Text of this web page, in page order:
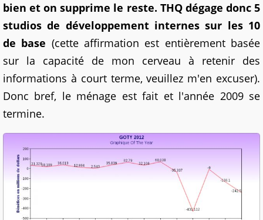
bien et on supprime le reste. THQ dégage donc 5
studios de développement internes sur les 10
de base (cette affirmation est entièrement basée
sur la capacité de mon cerveau à retenir des
informations à court terme, veuillez m'en excuser).
Donc bref, le ménage est fait et l'année 2009 se
termine.